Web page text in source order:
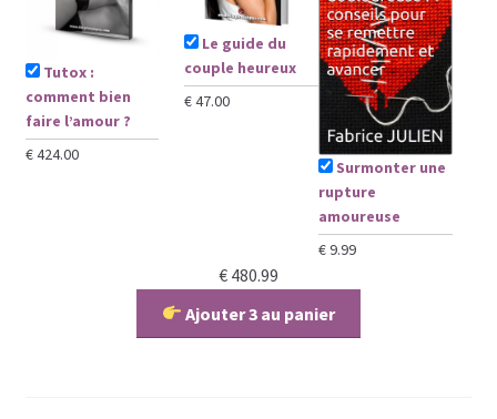
Tutox :
comment bien
faire l’amour ?
€424.00
Le guide du
couple heureux
€47.00
Surmonter une
rupture
amoureuse
€9.99
€ 480.99
Ajouter 3 au panier